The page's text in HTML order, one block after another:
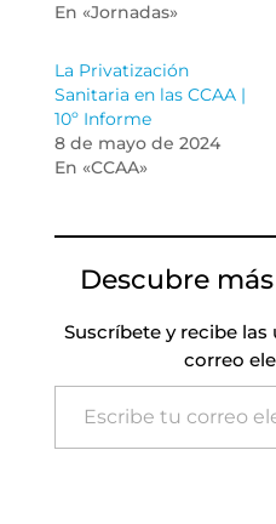
En «Jornadas»
La Privatización
Sanitaria en las CCAA |
10º Informe
8 de mayo de 2024
En «CCAA»
Descubre
Suscríbete y recibe
correo
Escribe tu correo electrónico…